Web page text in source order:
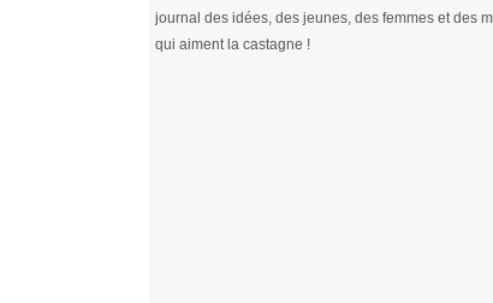
journal des idées, des jeunes, des femmes et des
qui aiment la castagne !